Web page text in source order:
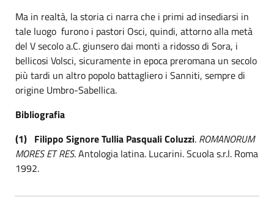
Ma in realtà, la storia ci narra che i primi ad insediarsi in
tale luogo furono i pastori Osci, quindi, attorno alla metà
del V secolo a.C. giunsero dai monti a ridosso di Sora, i
bellicosi Volsci, sicuramente in epoca preromana un secolo
più tardi un altro popolo battagliero i Sanniti, sempre di
origine Umbro-Sabellica.
Bibliografia
(1) Filippo Signore Tullia Pasquali Coluzzi. ROMANORUM
MORES ET RES. Antologia latina. Lucarini. Scuola s.r.l. Roma
1992.